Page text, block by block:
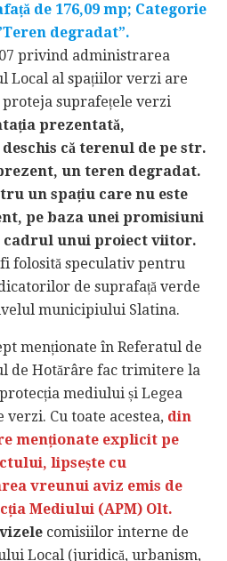
de 176,09 mp; Categorie
degradat”.
privind administrarea
Local al spațiilor verzi are
suprafețele verzi
prezentată,
că terenul de pe str.
un teren degradat.
un spațiu care nu este
pe baza unei promisiuni
cadrul unui proiect viitor.
folosită speculativ pentru
de suprafață verde
municipiului Slatina.
menționate în Referatul de
de Hotărâre fac trimitere la
mediului și Legea
Cu toate acestea, din
menționate explicit pe
lipsește cu
vreunui aviz emis de
Mediului (APM) Olt.
comisiilor interne de
Local (juridică, urbanism,